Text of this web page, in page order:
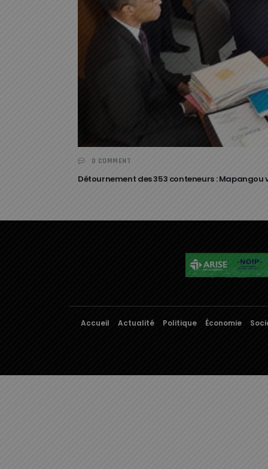
0 COMMENT
Détournement des 353 conteneurs :
Accueil Actualité Politique Économie